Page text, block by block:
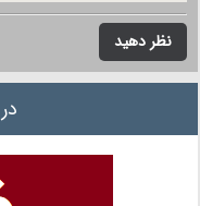
نظر دهید